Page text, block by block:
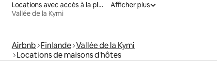
Locations avec accès à la plage
Vallée de la Kymi
Afficher plus
Airbnb Finlande Vallée de la Kymi
Locations de maisons d'hôtes